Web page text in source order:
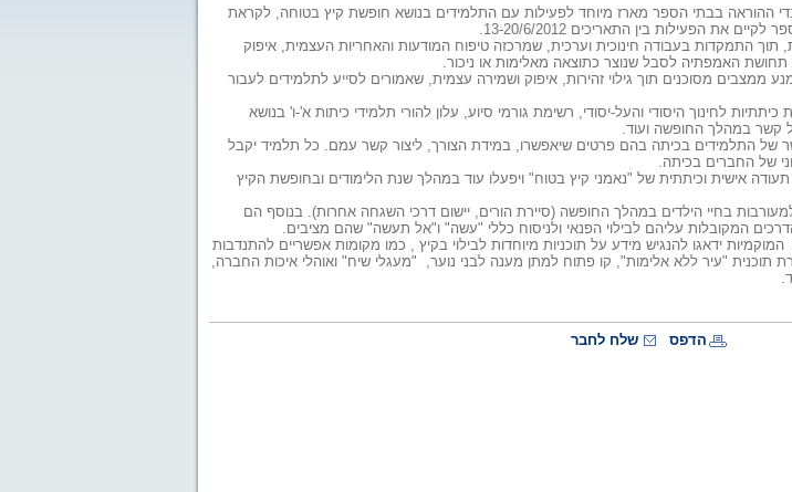
ההוראה בבתי הספר מארז מיוחד לפעילות עם התלמידים בנושא חופשת קיץ בטוחה, לקראת
הפעילות בין התאריכים 13-20/6/2012.
תוך התמקדות בעבודה חינוכית וערכית, שמרכזה טיפוח המודעות והאחריות העצמית, איפוק
האמפתיה לסבל שנוצר כתוצאה מאלימות או ניכור.
ממצבים מסוכנים תוך גילוי זהירות, איפוק ושמירה עצמית, שאמורים לסייע לתלמידים לעבור
לחינוך היסודי והעל-יסודי, רשימת גורמי סיוע, עלון להורי תלמידי כיתות א'-ו' בנושא
קשר במהלך החופשה ועוד.
של התלמידים בכיתה בהם פרטים שיאפשרו, במידת הצורך, ליצור קשר עמם. כל תלמיד יקבל
של החברים בכיתה.
אישית וכיתתית של "נאמני קיץ בטוח" ויפעלו עוד במהלך שנת הלימודים ובחופשת הקיץ
בחיי הילדים במהלך החופשה (סיירת הורים, יישום דרכי השגחה אחרות). בנוסף הם
המקובלות עליהם לבילוי הפנאי ולניסוח כללי "עשה" ו"אל תעשה" שהם מציבים.
ידאגו להנגיש מידע על תוכניות מיוחדות לבילוי בקיץ , כמו מקומות אפשריים להתנדבות
תוכנית "עיר ללא אלימות", קו פתוח למתן מענה לבני נוער, "מעגלי שיח" ואוהלי איכות החברה,
הדפס שלח לחבר